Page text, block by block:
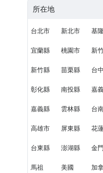
所在地
台北市 新北市 基
宜蘭縣 桃園市 新
新竹縣 苗栗縣 台
彰化縣 南投縣 嘉
嘉義縣 雲林縣 台
高雄市 屏東縣 花
台東縣 澎湖縣 金門
馬祖 美國 加